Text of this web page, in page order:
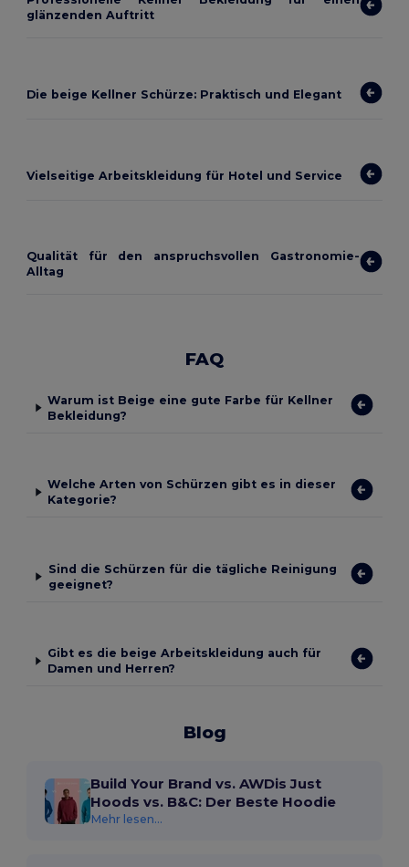
glänzenden Auftritt
Die beige Kellner Schürze: Praktisch und Elegant
Vielseitige Arbeitskleidung für Hotel und Service
Qualität für den anspruchsvollen Gastronomie-
Alltag
FAQ
Warum ist Beige eine gute Farbe für Kellner
Bekleidung?
Welche Arten von Schürzen gibt es in dieser
Kategorie?
Sind die Schürzen für die tägliche Reinigung
geeignet?
Gibt es die beige Arbeitskleidung auch für
Damen und Herren?
Blog
Build Your Brand vs. AWDis Just
Hoods vs. B&C: Der Beste Hoodie
Mehr lesen...